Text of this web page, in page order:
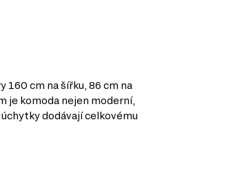
cm na šířku, 86 cm na
je komoda nejen moderní,
dodávají celkovému